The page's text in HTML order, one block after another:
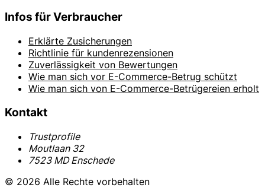
Infos für Verbraucher
Erklärte Zusicherungen
Richtlinie für kundenrezensionen
Zuverlässigkeit von Bewertungen
Wie man sich vor E-Commerce-Betrug schützt
Wie man sich von E-Commerce-Betrügereien erholt
Kontakt
Trustprofile
Moutlaan 32
7523 MD Enschede
© 2026 Alle Rechte vorbehalten